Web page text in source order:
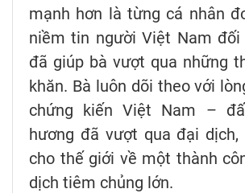
mạnh hơn là từng cá nhân
niềm tin người Việt Nam
đã giúp bà vượt qua những
khăn. Bà luôn dõi theo với
chứng kiến Việt Nam –
hương đã vượt qua đại dịch,
cho thế giới về một thành
dịch tiêm chủng lớn.